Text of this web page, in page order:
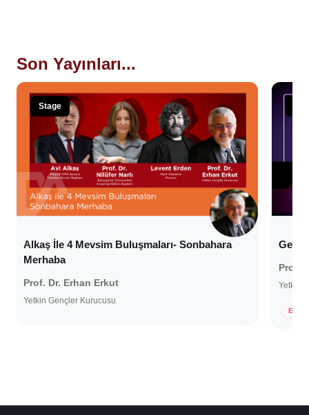
Son Yayınları...
Stage
30 Ekim 2024
Alkaş İle 4 Mevsim Buluşmaları- Sonbahara
Merhaba
Prof. Dr. Erhan Erkut
Yetkin Gençler Kurucusu
Prof.
Yetkin
E-